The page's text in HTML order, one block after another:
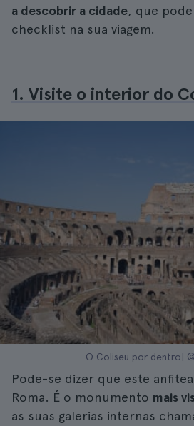
a descobrir a cidade, que
checklist na sua viagem.
1. Visite o interior do
O Coliseu por dentro|
Pode-se dizer que este
Roma. É o monumento mais
as suas galerias internas